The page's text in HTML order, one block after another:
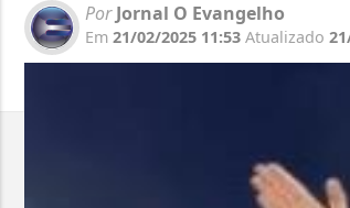
PorJornal O Evangelho
Em 21/02/2025 11:53 Atualizado